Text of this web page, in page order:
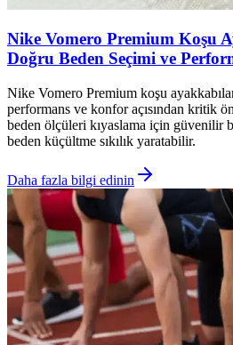
Nike Vomero Premium Koşu
Doğru Beden Seçimi ve
Nike Vomero Premium koşu
performans ve konfor açısından kritik
beden ölçüleri kıyaslama için güvenilir
beden küçültme sıkılık yaratabilir.
Daha fazla bilgi edinin